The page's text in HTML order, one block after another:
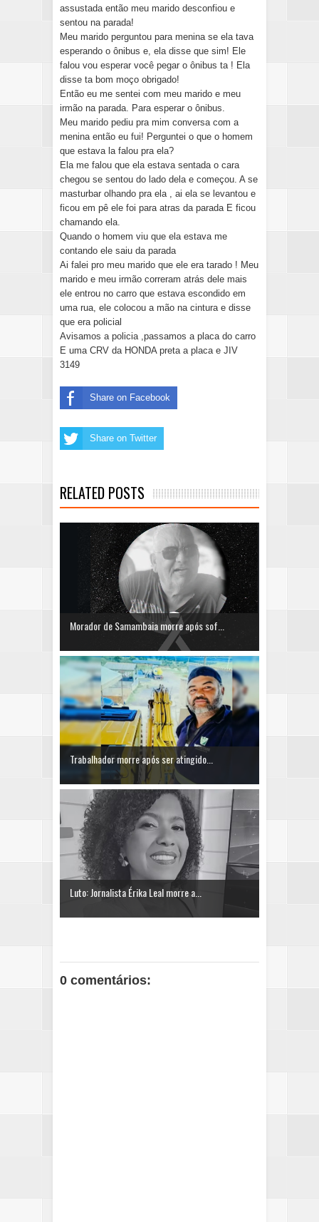
assustada então meu marido desconfiou e
sentou na parada!
Meu marido perguntou para menina se ela tava
esperando o ônibus e, ela disse que sim! Ele
falou vou esperar você pegar o ônibus ta ! Ela
disse ta bom moço obrigado!
Então eu me sentei com meu marido e meu
irmão na parada. Para esperar o ônibus.
Meu marido pediu pra mim conversa com a
menina então eu fui! Perguntei o que o homem
que estava la falou pra ela?
Ela me falou que ela estava sentada o cara
chegou se sentou do lado dela e começou. A se
masturbar olhando pra ela , ai ela se levantou e
ficou em pê ele foi para atras da parada E ficou
chamando ela.
Quando o homem viu que ela estava me
contando ele saiu da parada
Ai falei pro meu marido que ele era tarado ! Meu
marido e meu irmão correram atrás dele mais
ele entrou no carro que estava escondido em
uma rua, ele colocou a mão na cintura e disse
que era policial
Avisamos a policia ,passamos a placa do carro
E uma CRV da HONDA preta a placa e JIV
3149
Share on Facebook
Share on Twitter
RELATED POSTS
Morador de Samambaia morre após sof...
Trabalhador morre após ser atingido...
Luto: Jornalista Érika Leal morre a...
0 comentários: